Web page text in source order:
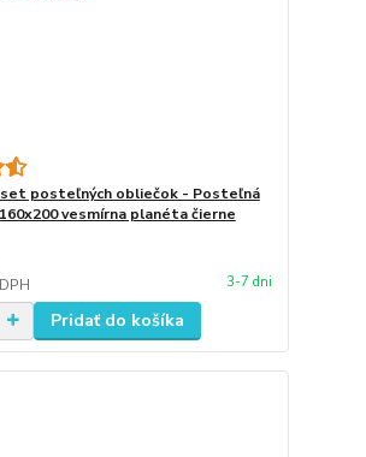
posteľných obliečok - Posteľná
vesmírna planéta čierne
3-7 dni
Pridať do košíka